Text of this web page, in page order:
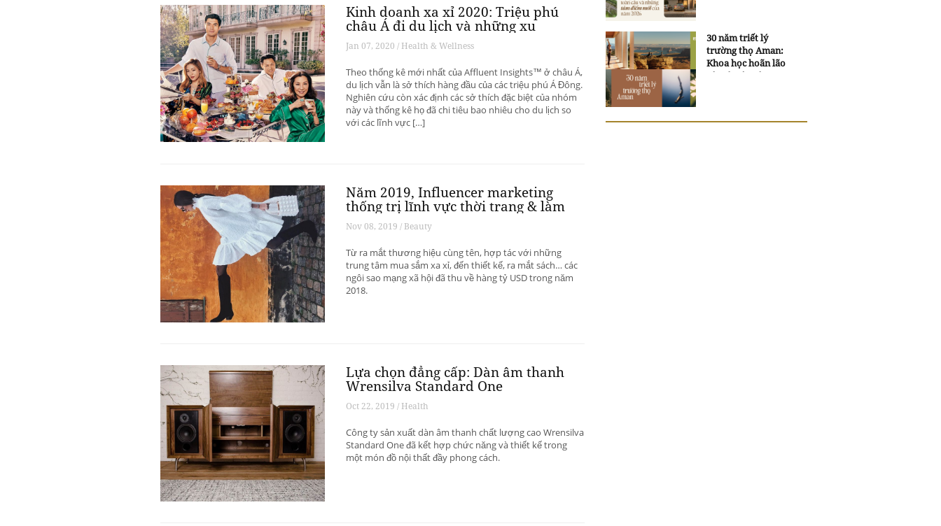
Kinh doanh xa xỉ 2020: Triệu phú
châu Á đi du lịch và những xu
hướng có thể thay đổi ngành du
lịch thượng lưu
Jan 07, 2020 / Health & Wellness
Theo thống kê mới nhất của Affluent Insights™ ở châu Á,
du lịch vẫn là sở thích hàng đầu của các triệu phú Á Đông.
Nghiên cứu còn xác định các sở thích đặc biệt của nhóm
này và thống kê họ đã chi tiêu bao nhiêu cho du lịch so
với các lĩnh vực […]
Năm 2019, Influencer marketing
thống trị lĩnh vực thời trang & làm
đẹp
Nov 08, 2019 / Beauty
Từ ra mắt thương hiệu cùng tên, hợp tác với những
trung tâm mua sắm xa xỉ, đến thiết kế, ra mắt sách… các
ngôi sao mạng xã hội đã thu về hàng tỷ USD trong năm
2018.
Lựa chọn đẳng cấp: Dàn âm thanh
Wrensilva Standard One
Oct 22, 2019 / Health
Công ty sản xuất dàn âm thanh chất lượng cao Wrensilva
Standard One đã kết hợp chức năng và thiết kế trong
một món đồ nội thất đầy phong cách.
30 năm triết lý
trường thọ Aman:
Khoa học hoãn lão
và trí tuệ ngàn xưa